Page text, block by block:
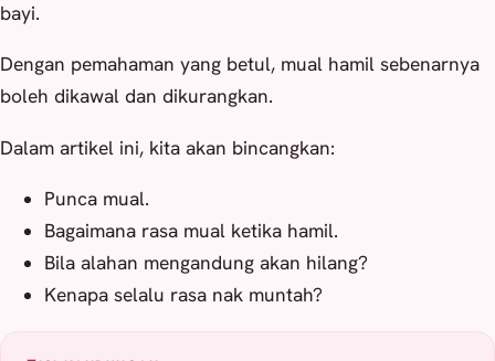
bayi.
Dengan pemahaman yang betul, mual hamil sebenarnya
boleh dikawal dan dikurangkan.
Dalam artikel ini, kita akan bincangkan:
Punca mual.
Bagaimana rasa mual ketika hamil.
Bila alahan mengandung akan hilang?
Kenapa selalu rasa nak muntah?